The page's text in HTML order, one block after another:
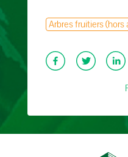
Arbres fruitiers (hors